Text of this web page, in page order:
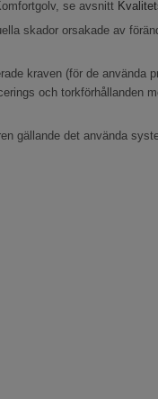
se avsnitt
skador orsakade av
kraven (för de använda
och torkförhållanden
gällande det använda